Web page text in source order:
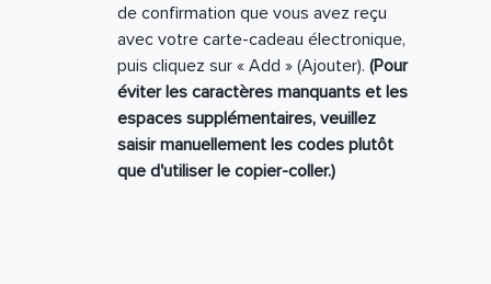
de confirmation que vous avez reçu
avec votre carte-cadeau électronique,
puis cliquez sur « Add » (Ajouter).(Pour
éviter les caractères manquants et les
espaces supplémentaires, veuillez
saisir manuellement les codes plutôt
que d'utiliser le copier-coller.)